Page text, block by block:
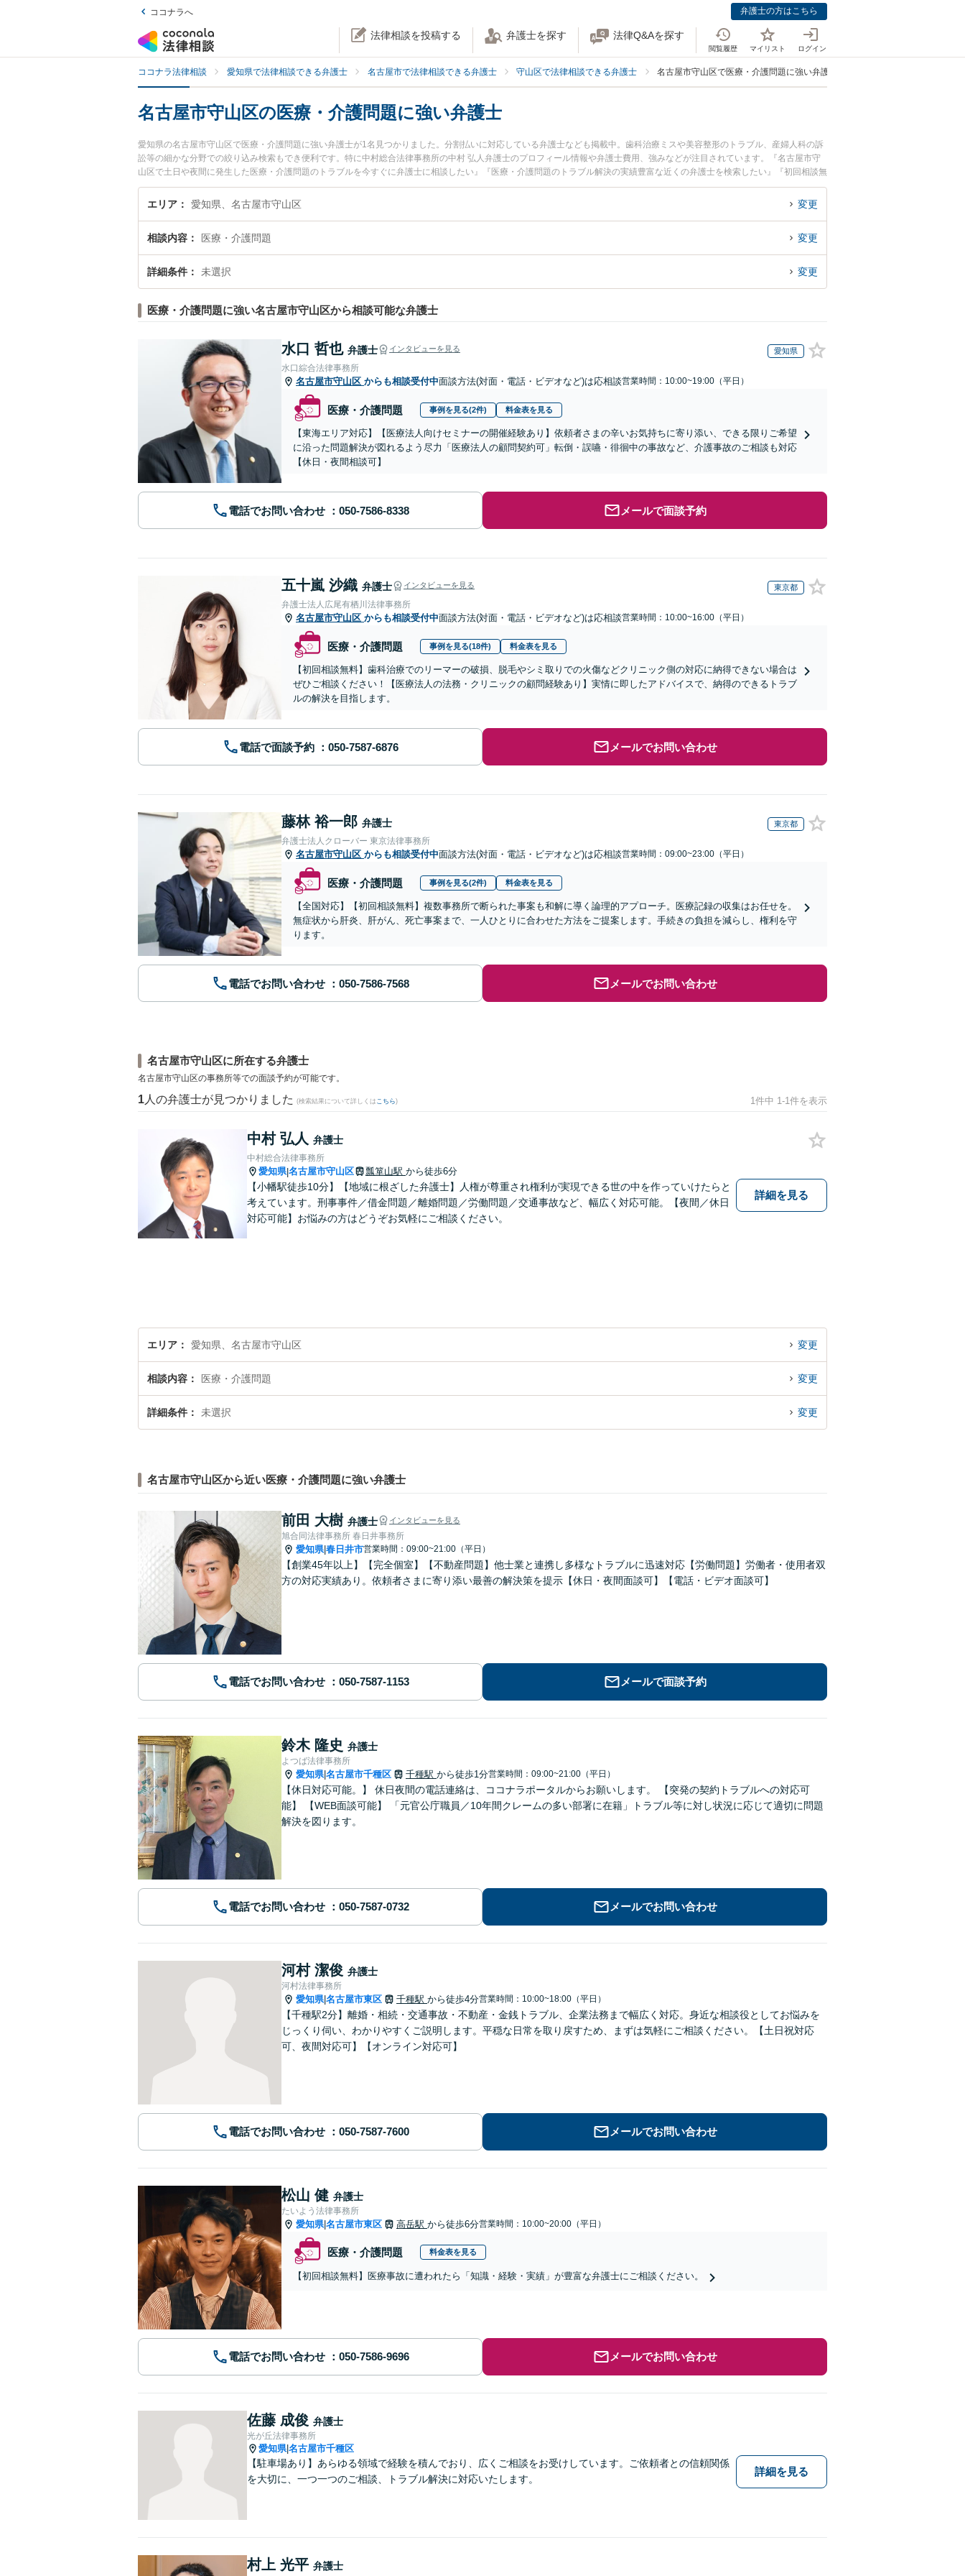
ココナラへ 弁護士の方はこちら
法律相談を投稿する 弁護士を探す 法律Q&Aを探す
閲覧履歴 マイリスト ログイン
ココナラ法律相談 愛知県で法律相談できる弁護士 名古屋市で法律相談できる弁護士 守山区で法律相談できる弁護士 名古屋市守山区で医療・介護問題に強い弁護士
名古屋市守山区の医療・介護問題に強い弁護士
愛知県の名古屋市守山区で医療・介護問題に強い弁護士が1名見つかりました。分割払いに対応している弁護士なども掲載中。歯科治療ミスや美容整形のトラブル、産婦人科の訴
訟等の細かな分野での絞り込み検索もでき便利です。特に中村総合法律事務所の中村 弘人弁護士のプロフィール情報や弁護士費用、強みなどが注目されています。『名古屋市守
山区で土日や夜間に発生した医療・介護問題のトラブルを今すぐに弁護士に相談したい』『医療・介護問題のトラブル解決の実績豊富な近くの弁護士を検索したい』『初回相談無
料で医療・介護問題を法律相談できる名古屋市守山区内の弁護士に相談予約したい』などでお困りの相談者さんにおすすめです。
エリア 愛知県、名古屋市守山区 変更
相談内容 医療・介護問題 変更
詳細条件 未選択 変更
医療・介護問題に強い名古屋市守山区から相談可能な弁護士
水口 哲也 弁護士 インタビューを見る 愛知県
水口綜合法律事務所
名古屋市守山区 からも相談受付中面談方法(対面・電話・ビデオなど)は応相談営業時間：10:00~19:00（平日）
医療・介護問題 事例を見る(2件) 料金表を見る
【東海エリア対応】【医療法人向けセミナーの開催経験あり】依頼者さまの辛いお気持ちに寄り添い、できる限りご希望
に沿った問題解決が図れるよう尽力「医療法人の顧問契約可」転倒・誤嚥・徘徊中の事故など、介護事故のご相談も対応
【休日・夜間相談可】
電話でお問い合わせ メールで面談予約
五十嵐 沙織 弁護士 インタビューを見る 東京都
弁護士法人広尾有栖川法律事務所
名古屋市守山区 からも相談受付中面談方法(対面・電話・ビデオなど)は応相談営業時間：10:00~16:00（平日）
医療・介護問題 事例を見る(18件) 料金表を見る
【初回相談無料】歯科治療でのリーマーの破損、脱毛やシミ取りでの火傷などクリニック側の対応に納得できない場合は
ぜひご相談ください！【医療法人の法務・クリニックの顧問経験あり】実情に即したアドバイスで、納得のできるトラブ
ルの解決を目指します。
電話で面談予約 メールでお問い合わせ
藤林 裕一郎 弁護士 東京都
弁護士法人クローバー 東京法律事務所
名古屋市守山区 からも相談受付中面談方法(対面・電話・ビデオなど)は応相談営業時間：09:00~23:00（平日）
医療・介護問題 事例を見る(2件) 料金表を見る
【全国対応】【初回相談無料】複数事務所で断られた事案も和解に導く論理的アプローチ。医療記録の収集はお任せを。
無症状から肝炎、肝がん、死亡事案まで、一人ひとりに合わせた方法をご提案します。手続きの負担を減らし、権利を守
ります。
電話でお問い合わせ メールでお問い合わせ
名古屋市守山区に所在する弁護士
名古屋市守山区の事務所等での面談予約が可能です。
1 人の弁護士が見つかりました (検索結果について詳しくは こちら) 1件中 1-1件を表示
中村 弘人 弁護士
中村総合法律事務所
愛知県|名古屋市守山区 瓢箪山駅 から徒歩6分
【小幡駅徒歩10分】【地域に根ざした弁護士】人権が尊重され権利が実現できる世の中を作っていけたらと
考えています。刑事事件／借金問題／離婚問題／労働問題／交通事故など、幅広く対応可能。【夜間／休日
対応可能】お悩みの方はどうぞお気軽にご相談ください。
詳細を見る
エリア 愛知県、名古屋市守山区 変更
相談内容 医療・介護問題 変更
詳細条件 未選択 変更
名古屋市守山区から近い医療・介護問題に強い弁護士
前田 大樹 弁護士 インタビューを見る
旭合同法律事務所 春日井事務所
愛知県|春日井市営業時間：09:00~21:00（平日）
【創業45年以上】【完全個室】【不動産問題】他士業と連携し多様なトラブルに迅速対応【労働問題】労働者・使用者双
方の対応実績あり。依頼者さまに寄り添い最善の解決策を提示【休日・夜間面談可】【電話・ビデオ面談可】
電話でお問い合わせ メールで面談予約
鈴木 隆史 弁護士
よつば法律事務所
愛知県|名古屋市千種区 千種駅 から徒歩1分営業時間：09:00~21:00（平日）
【休日対応可能。】 休日夜間の電話連絡は、ココナラポータルからお願いします。 【突発の契約トラブルへの対応可
能】 【WEB面談可能】 「元官公庁職員／10年間クレームの多い部署に在籍」トラブル等に対し状況に応じて適切に問題
解決を図ります。
電話でお問い合わせ メールでお問い合わせ
河村 潔俊 弁護士
河村法律事務所
愛知県|名古屋市東区 千種駅 から徒歩4分営業時間：10:00~18:00（平日）
【千種駅2分】離婚・相続・交通事故・不動産・金銭トラブル、企業法務まで幅広く対応。身近な相談役としてお悩みを
じっくり伺い、わかりやすくご説明します。平穏な日常を取り戻すため、まずは気軽にご相談ください。【土日祝対応
可、夜間対応可】【オンライン対応可】
電話でお問い合わせ メールでお問い合わせ
松山 健 弁護士
たいよう法律事務所
愛知県|名古屋市東区 高岳駅 から徒歩6分営業時間：10:00~20:00（平日）
医療・介護問題 料金表を見る
【初回相談無料】医療事故に遭われたら「知識・経験・実績」が豊富な弁護士にご相談ください。
電話でお問い合わせ メールでお問い合わせ
佐藤 成俊 弁護士
光が丘法律事務所
愛知県|名古屋市千種区
【駐車場あり】あらゆる領域で経験を積んでおり、広くご相談をお受けしています。ご依頼者との信頼関係
を大切に、一つ一つのご相談、トラブル解決に対応いたします。
詳細を見る
村上 光平 弁護士